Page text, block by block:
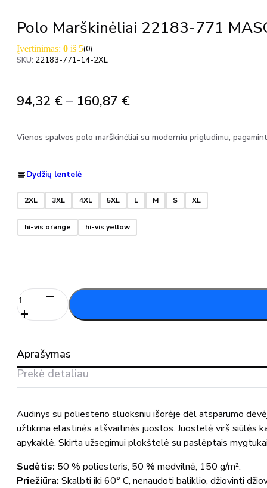
Polo Marškinėliai 22183-771
Įvertinimas: 0 iš 5(0)
SKU: 22183-771-14-2XL
94,32 € – 160,87 €Price
94,32 €
Vienos spalvos polo marškinėliai su moderniu prigludimu,
Dydžių lentelė
2XL 3XL 4XL 5XL L M S XL
hi-vis orange hi-vis yellow
produkto
kiekis:
Polo
771
MASCOT®
Aprašymas
Prekė detaliau
Audinys su poliesterio sluoksniu išorėje dėl atsparumo
užtikrina elastinės atšvaitinės juostos. Juostelė virš siūlės
apykaklė. Skirta užsegimui plokštelė su paslėptais
Sudėtis: 50 % poliesteris, 50 % medvilnė, 150 g/m².
Priežiūra: Skalbti iki 60° C, nenaudoti baliklio, džiovinti